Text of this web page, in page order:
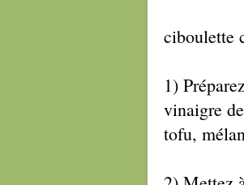
ciboulette
1)
vinaigre
tofu,